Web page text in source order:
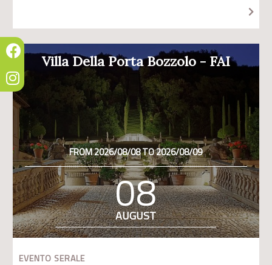
Villa Della Porta Bozzolo - FAI
FROM 2026/08/08 TO 2026/08/09
08
AUGUST
EVENTO SERALE